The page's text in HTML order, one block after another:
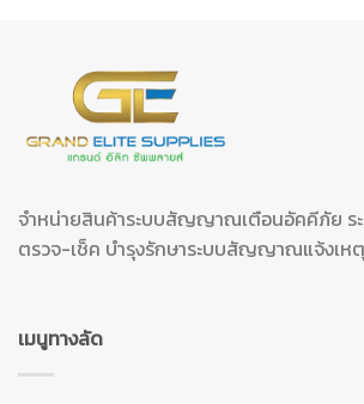
จำหน่ายสินค้าระบบสัญญาณเตือนอัคคีภัย ร
ตรวจ-เช็ค บำรุงรักษาระบบสัญญาณแจ้งเห
เมนูทางลัด